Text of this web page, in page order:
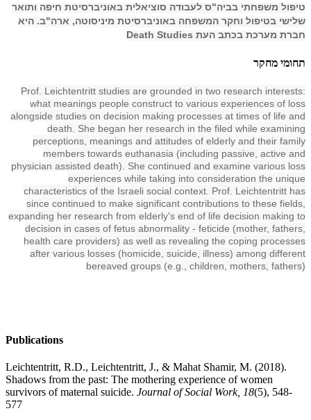
טיפול משפחתי בביה"ס לעבודה סוציאלית באוניברסיטת חיפה ותואר
שלישי בטיפול וחקר המשפחה באוניברסיטת מיניסוטה, ארה"ב. היא
חברת מערכת בכתב העת Death Studies
תחומי מחקר
Prof. Leichtentritt studies are grounded in two research interests:
what meanings people construct to various experiences of loss
alongside studies on decision making processes at times of life and
death. She began her research in the filed while examining
perceptions, meanings and attitudes of elderly and their family
members towards euthanasia (including passive, active and
physician assisted death). She continued and examine various loss
experiences while taking into consideration the unique
characteristics of the Israeli social context. Prof. Leichtentritt has
since continued to make significant contributions to these fields,
expanding her research from elderly's end of life decision making to
decision in cases of fetus abnormality - feticide (mother, fathers,
health care providers) as well as revealing the coping processes
after various losses (homicide, suicide, illness) among different
bereaved groups (e.g., children, mothers, fathers)
Publications
Leichtentritt, R.D., Leichtentritt, J., & Mahat Shamir, M. (2018).
Shadows from the past: The mothering experience of women
survivors of maternal suicide. Journal of Social Work, 18(5), 548-
577